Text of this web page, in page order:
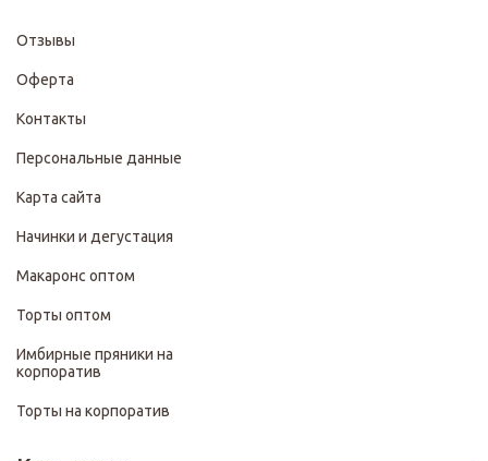
Отзывы
Оферта
Контакты
Персональные данные
Карта сайта
Начинки и дегустация
Макаронс оптом
Торты оптом
Имбирные пряники на
корпоратив
Торты на корпоратив